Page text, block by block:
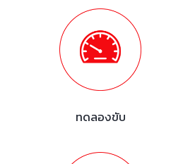
ทดลองขับ